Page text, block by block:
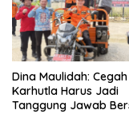
Dina Maulidah: Cegah
Karhutla Harus Jadi
Tanggung Jawab